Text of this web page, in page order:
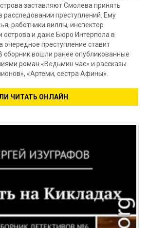
заставляют Смолева принять
расследовании преступлений. Ему
работники виллы, инспектор
острова и даже Бюро Интерпола в
очередное преступление ставит
сборник вошли ранее опубликованные
роман «Ведьмин час» и рассказы
«Артеми, сестра Афины».
ЧИТАТЬ ОНЛАЙН